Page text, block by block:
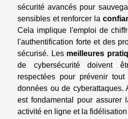
sécurité avancés pour
sensibles et renforcer la
Cela implique l'emploi de
l'authentification forte et des
sécurisé. Les meilleures
de cybersécurité doivent
respectées pour prévenir
données ou de cyberattaques.
est fondamental pour assurer
activité en ligne et la